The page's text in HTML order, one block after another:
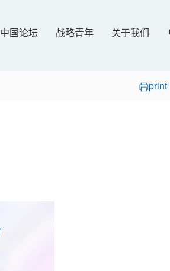
中国论坛 战略青年 关于我们
print